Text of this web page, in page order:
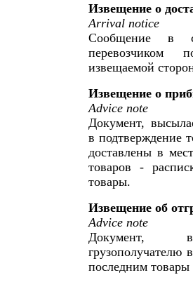
Извещение о
Arrival notice
Сообщение в
перевозчиком
извещаемой
Извещение о
Advice note
Документ,
в подтверждение
доставлены в
товаров -
товары.
Извещение об
Advice note
Документ,
грузополучателю
последним